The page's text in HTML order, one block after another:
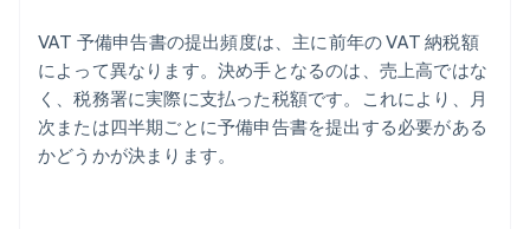
VAT 予備申告書の提出頻度は、主に前年の VAT 納税額
によって異なります。決め手となるのは、売上高ではな
く、税務署に実際に支払った税額です。これにより、月
次または四半期ごとに予備申告書を提出する必要がある
かどうかが決まります。